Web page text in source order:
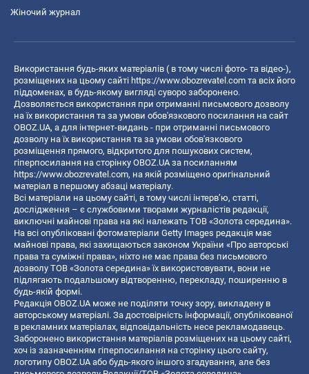
Жіночий журнал
Використання будь-яких матеріалів ( в тому числі фото- та відео-),
розміщених на цьому сайті https://www.obozrevatel.com та всіх його
піддоменах, в будь-якому вигляді суворо заборонено.
Дозволяється використання при отриманні письмового дозволу
на їх використання та за умови обов'язкового посилання на сайт
OBOZ.UA, а для інтернет-видань - при отриманні письмового
дозволу на їх використання та за умови обов'язкового
розміщення прямого, відкритого для пошукових систем,
гіперпосилання на сторінку OBOZ.UA за посиланням
https://www.obozrevatel.com, на якій розміщено оригінальний
матеріал в першому абзаці матеріалу.
Всі матеріали на цьому сайті, в тому числі інтерв’ю, статті,
дослідження – є службовими творами журналістів редакції,
виключні майнові права на які належать ТОВ «Золота середина».
На всі опубліковані фотоматеріали Getty Images редакція має
майнові права, які захищаються законом України «Про авторські
права та суміжні права», ніхто не має права без письмового
дозволу ТОВ «Золота середина» їх використовувати, вони не
підлягають подальшому відтворенню, перекладу, поширенню в
будь-якій формі.
Редакція OBOZ.UA може не поділяти точку зору, викладену в
авторському матеріалі. За достовірність інформації, опублікованої
в рекламних матеріалах, відповідальність несе рекламодавець.
Заборонено використання матеріалів розміщених на цьому сайті,
хоч із зазначенням гіперпосилання на сторінку цього сайту,
логотипу OBOZ.UA або будь-якого іншого згадування, але без